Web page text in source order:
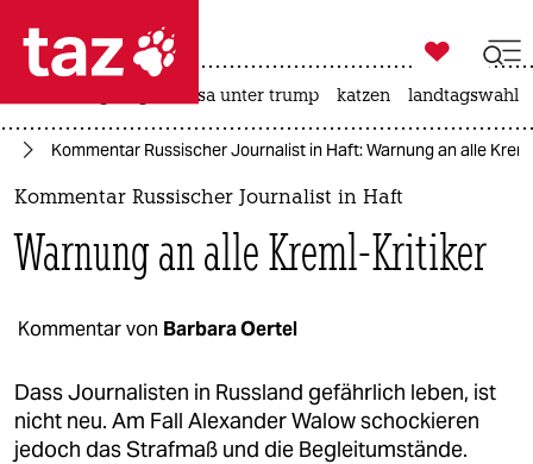
 taz zahl ich
taz zahl ich
politik
öko
gesellschaft
kultur

taz zahl ich
usa unter trump katzen landtagswahl
Kommentar Russischer Journalist in Haft: Warnung an alle
Kommentar Russischer Journalist in Haft
Warnung an alle Kreml-Kritiker
Kommentar von Barbara Oertel
Dass Journalisten in Russland gefährlich leben, ist
nicht neu. Am Fall Alexander Walow schockieren
jedoch das Strafmaß und die Begleitumstände.